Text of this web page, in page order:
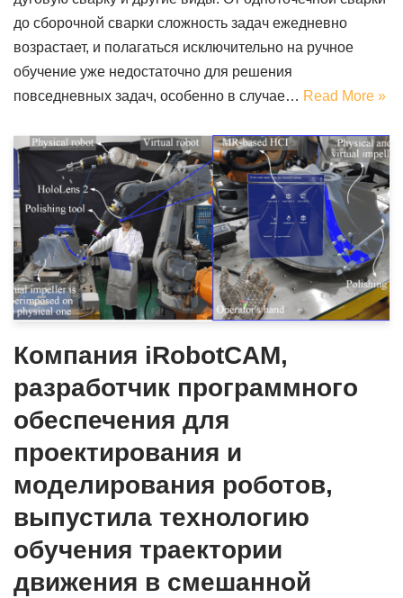
до сборочной сварки сложность задач ежедневно
возрастает, и полагаться исключительно на ручное
обучение уже недостаточно для решения
повседневных задач, особенно в случае… Read More »
Компания iRobotCAM,
разработчик программного
обеспечения для
проектирования и
моделирования роботов,
выпустила технологию
обучения траектории
движения в смешанной